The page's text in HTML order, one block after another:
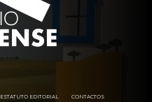
ESTATUTO EDITORIAL CONTACTOS